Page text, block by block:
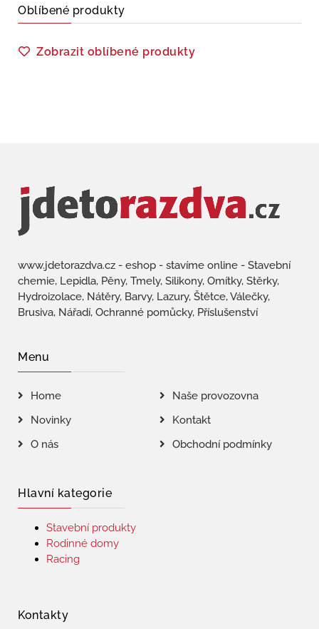
Oblíbené produkty
Zobrazit oblíbené produkty
www.jdetorazdva.cz - eshop - stavíme online - Stavební
chemie, Lepidla, Pěny, Tmely, Silikony, Omítky, Stěrky,
Hydroizolace, Nátěry, Barvy, Lazury, Štětce, Válečky,
Brusiva, Nářadí, Ochranné pomůcky, Příslušenství
Menu
Home
Naše provozovna
Novinky
Kontakt
O nás
Obchodní podmínky
Hlavní kategorie
Stavební produkty
Rodinné domy
Racing
Kontakty